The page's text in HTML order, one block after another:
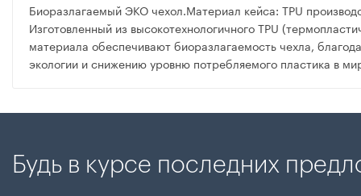
Биоразлагаемый ЭКО чехол.Материал кейса: TPU
Изготовленный из высокотехнологичного TPU
материала обеспечивают биоразлагаемость чехла,
экологии и снижению уровню потребляемого пластика в
Будь в курсе последних